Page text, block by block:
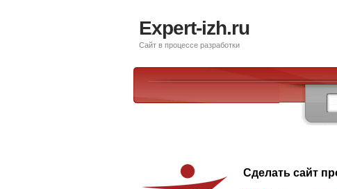
Expert-izh.ru
Сайт в процессе разработки
Сделать сайт